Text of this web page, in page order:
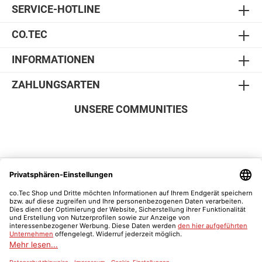
SERVICE-HOTLINE
CO.TEC
INFORMATIONEN
ZAHLUNGSARTEN
SICHER EINKAUFEN
UNSERE COMMUNITIES